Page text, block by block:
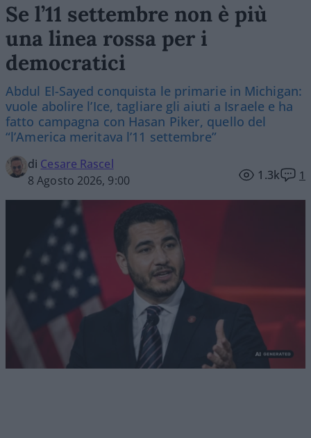
Se l’11 settembre non è più
una linea rossa per i
democratici
Abdul El-Sayed conquista le primarie in Michigan:
vuole abolire l’Ice, tagliare gli aiuti a Israele e ha
fatto campagna con Hasan Piker, quello del
“l’America meritava l’11 settembre”
di Cesare Rascel
8 Agosto 2026, 9:00
1.3k 1